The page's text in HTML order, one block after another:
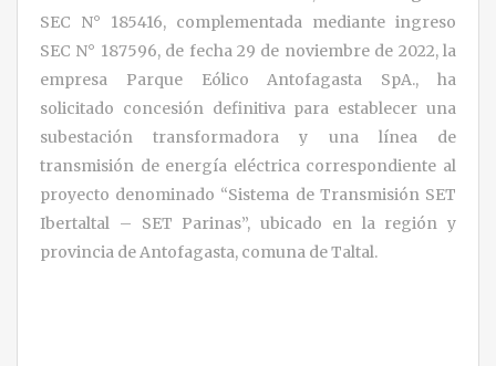
SEC N° 185416, complementada mediante ingreso
SEC N° 187596, de fecha 29 de noviembre de 2022, la
empresa Parque Eólico Antofagasta SpA., ha
solicitado concesión definitiva para establecer una
subestación transformadora y una línea de
transmisión de energía eléctrica correspondiente al
proyecto denominado “Sistema de Transmisión SET
Ibertaltal – SET Parinas”, ubicado en la región y
provincia de Antofagasta, comuna de Taltal.